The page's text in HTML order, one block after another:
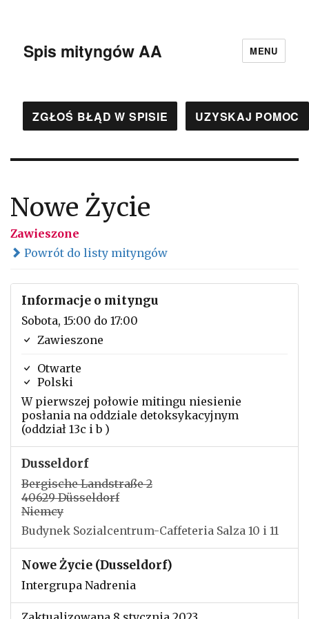
Spis mityngów AA MENU
ZGŁOŚ BŁĄD W SPISIE UZYSKAJ POMOC
Nowe Życie
Zawieszone
Powrót do listy mityngów
Informacje o mityngu
Sobota, 15:00 do 17:00
Zawieszone
Otwarte
Polski
W pierwszej połowie mitingu niesienie
posłania na oddziale detoksykacyjnym
(oddział 13c i b )
Dusseldorf
Bergische Landstraße 2
40629 Düsseldorf
Niemcy
Budynek Sozialcentrum-Caffeteria Salza 10 i 11
Nowe Życie (Dusseldorf)
Intergrupa Nadrenia